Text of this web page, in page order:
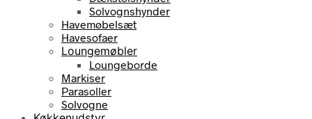
Solvognshynder
Havemøbelsæt
Havesofaer
Loungemøbler
Loungeborde
Markiser
Parasoller
Solvogne